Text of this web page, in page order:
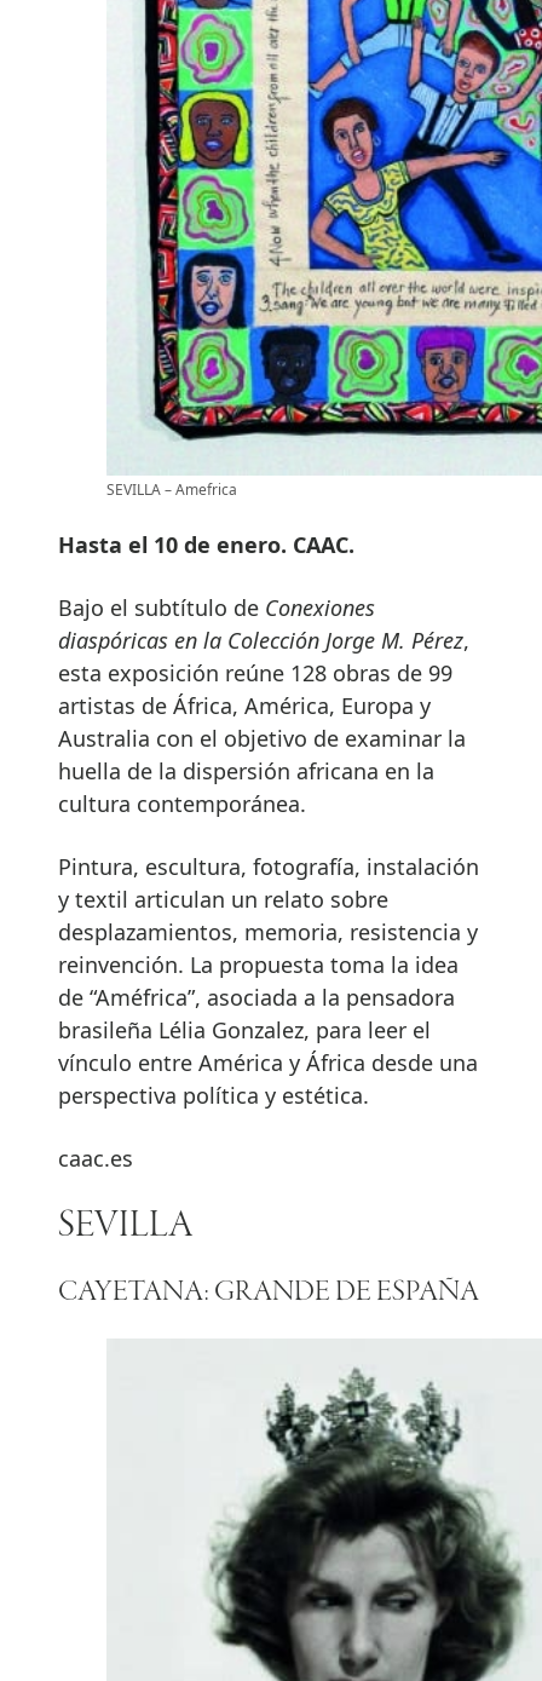
SEVILLA – Amefrica
Hasta el 10 de enero. CAAC.
Bajo el subtítulo de Conexiones
diaspóricas en la Colección Jorge M. Pérez,
esta exposición reúne 128 obras de 99
artistas de África, América, Europa y
Australia con el objetivo de examinar la
huella de la dispersión africana en la
cultura contemporánea.
Pintura, escultura, fotografía, instalación
y textil articulan un relato sobre
desplazamientos, memoria, resistencia y
reinvención. La propuesta toma la idea
de “Améfrica”, asociada a la pensadora
brasileña Lélia Gonzalez, para leer el
vínculo entre América y África desde una
perspectiva política y estética.
caac.es
SEVILLA
CAYETANA: GRANDE DE ESPAÑA